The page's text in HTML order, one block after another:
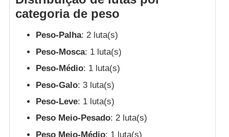
categoria de peso
Peso-Palha: 2 luta(s)
Peso-Mosca: 1 luta(s)
Peso-Médio: 1 luta(s)
Peso-Galo: 3 luta(s)
Peso-Leve: 1 luta(s)
Peso Meio-Pesado: 2 luta(s)
Peso Meio-Médio: 1 luta(s)